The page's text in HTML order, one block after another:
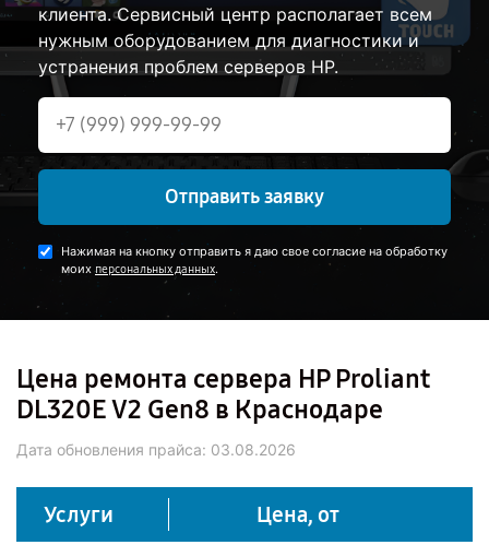
клиента. Сервисный центр располагает всем
нужным оборудованием для диагностики и
устранения проблем серверов HP.
Отправить заявку
Нажимая на кнопку отправить я даю свое согласие на обработку
моих персональных данных.
Цена ремонта сервера HP Proliant
DL320E V2 Gen8 в Краснодаре
Дата обновления прайса: 03.08.2026
Услуги Цена, от